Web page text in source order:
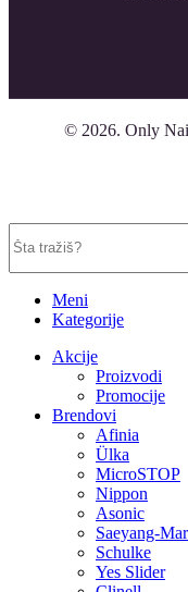
© 2026. Only
Meni
Kategorije
Akcije
Proizvodi
Promocije
Brendovi
Afinia
Ülka
MicroSTOP
Nippon
Asonic
Saeyang-
Schulke
Yes Slider